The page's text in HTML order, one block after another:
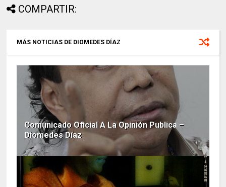
COMPARTIR:
MÁS NOTICIAS DE DIOMEDES DÍAZ
Comunicado Oficial A La Opinión Publica –
Diomedes Díaz